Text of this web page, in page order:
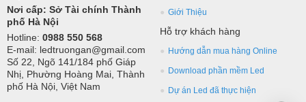
Nơi cấp: Sở Tài chính Thành
phố Hà Nội
Hotline: 0988 550 568
E-mail: ledtruongan@gmail.com
Số 22, Ngõ 141/184 phố Giáp
Nhị, Phường Hoàng Mai, Thành
phố Hà Nội, Việt Nam
Giới Thiệu
Hỗ trợ khách hàng
Hướng dẫn mua hàng Online
Download phần mềm Led
Dự án Led đã thực hiện